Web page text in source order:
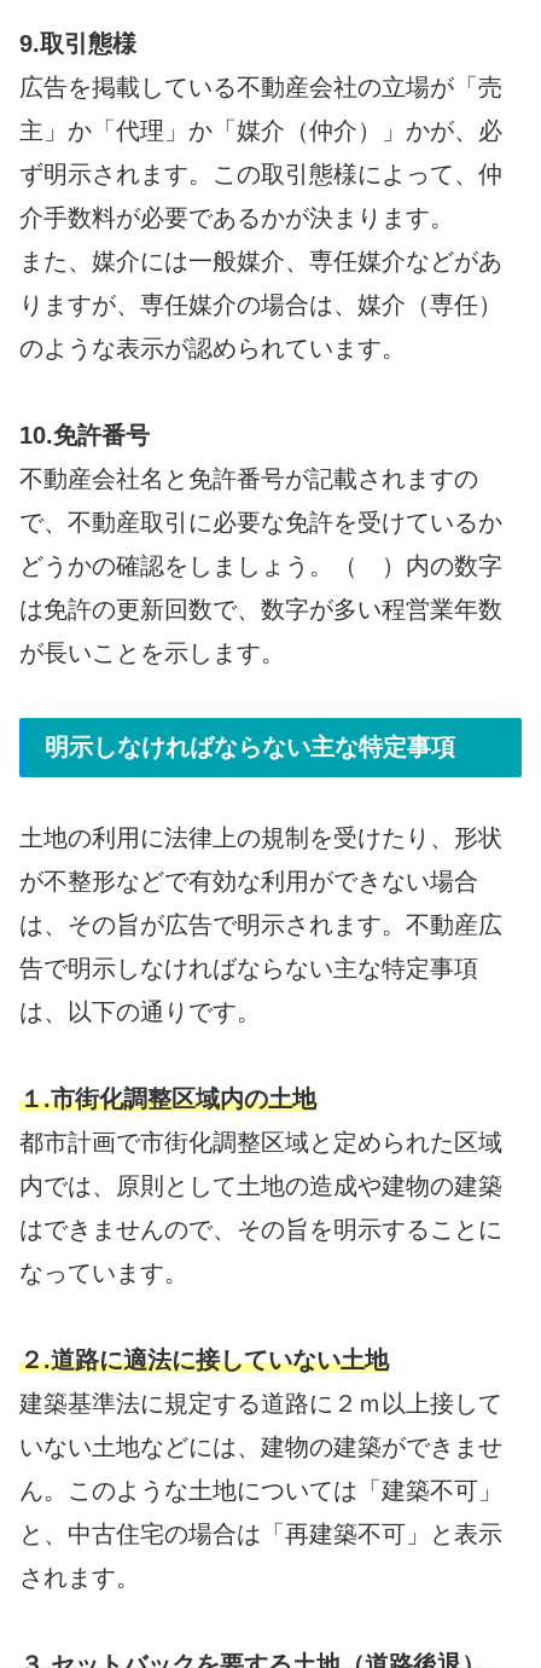
9.取引態様
広告を掲載している不動産会社の立場が「売
主」か「代理」か「媒介（仲介）」かが、必
ず明示されます。この取引態様によって、仲
介手数料が必要であるかが決まります。
また、媒介には一般媒介、専任媒介などがあ
りますが、専任媒介の場合は、媒介（専任）
のような表示が認められています。
10.免許番号
不動産会社名と免許番号が記載されますの
で、不動産取引に必要な免許を受けているか
どうかの確認をしましょう。（ ）内の数字
は免許の更新回数で、数字が多い程営業年数
が長いことを示します。
明示しなければならない主な特定事項
土地の利用に法律上の規制を受けたり、形状
が不整形などで有効な利用ができない場合
は、その旨が広告で明示されます。不動産広
告で明示しなければならない主な特定事項
は、以下の通りです。
１.市街化調整区域内の土地
都市計画で市街化調整区域と定められた区域
内では、原則として土地の造成や建物の建築
はできませんので、その旨を明示することに
なっています。
２.道路に適法に接していない土地
建築基準法に規定する道路に２ｍ以上接して
いない土地などには、建物の建築ができませ
ん。このような土地については「建築不可」
と、中古住宅の場合は「再建築不可」と表示
されます。